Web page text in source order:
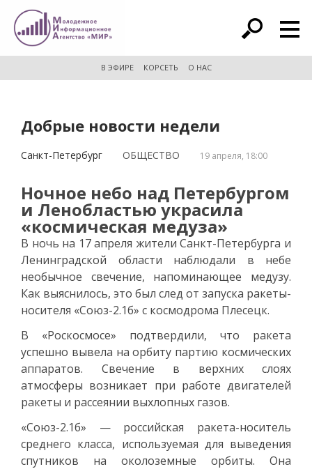
расширенный поиск
В ЭФИРЕ КОРСЕТЬ О НАС
Добрые новости недели
Санкт-Петербург ОБЩЕСТВО 19 апреля, 18:00
Ночное небо над Петербургом
и Ленобластью украсила
«космическая медуза»
В ночь на 17 апреля жители Санкт-Петербурга и
Ленинградской области наблюдали в небе
необычное свечение, напоминающее медузу.
Как выяснилось, это был след от запуска ракеты-
носителя «Союз-2.1б» с космодрома Плесецк.
В «Роскосмосе» подтвердили, что ракета
успешно вывела на орбиту партию космических
аппаратов. Свечение в верхних слоях
атмосферы возникает при работе двигателей
ракеты и рассеянии выхлопных газов.
«Союз-2.1б» — российская ракета-носитель
среднего класса, используемая для выведения
спутников на околоземные орбиты. Она